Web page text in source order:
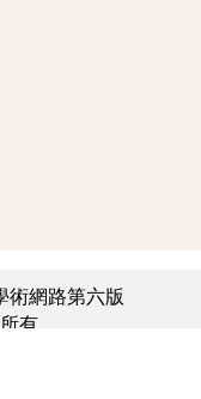
術網路第六版
有